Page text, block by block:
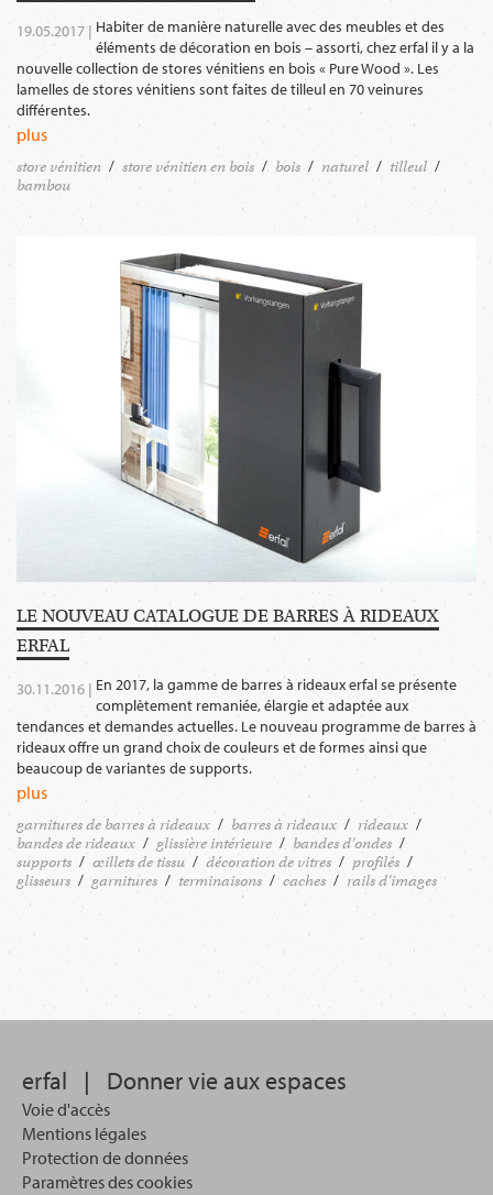
19.05.2017 | Habiter de manière naturelle avec des meubles et des
éléments de décoration en bois – assorti, chez erfal il y a la
nouvelle collection de stores vénitiens en bois « Pure Wood ». Les
lamelles de stores vénitiens sont faites de tilleul en 70 veinures
différentes.
plus
store vénitien store vénitien en bois bois naturel
tilleul
bambou
LE NOUVEAU CATALOGUE DE BARRES À RIDEAUX
ERFAL
30.11.2016 | En 2017, la gamme de barres à rideaux erfal se présente
complètement remaniée, élargie et adaptée aux
tendances et demandes actuelles. Le nouveau programme de barres à
rideaux offre un grand choix de couleurs et de formes ainsi que
beaucoup de variantes de supports.
plus
garnitures de barres à rideaux barres à rideaux
rideaux
bandes de rideaux
glissière intérieure
bandes d'ondes
supports
œillets de tissu décoration de vitres
profilés
glisseurs
garnitures terminaisons caches rails d'images
erfal | Donner vie aux espaces
Voie d'accès
Mentions légales
Protection de données
Paramètres des cookies